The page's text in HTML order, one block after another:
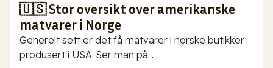
🇺🇸 Stor oversikt over amerikanske
matvarer i Norge
Generelt sett er det få matvarer i norske butikker
produsert i USA. Ser man på...